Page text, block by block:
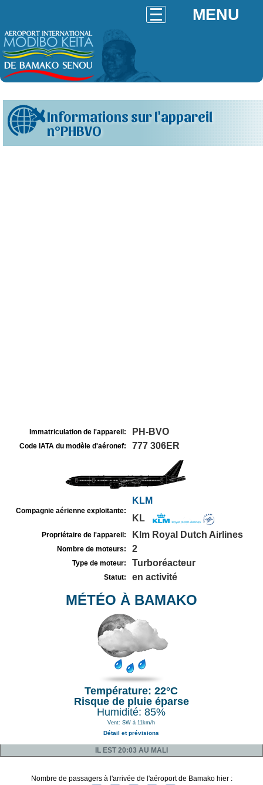
MENU
Informations sur l'appareil
n°PHBVO
Immatriculation de l'appareil: PH-BVO
Code IATA du modèle d'aéronef: 777 306ER
Compagnie aérienne exploitante:
KLM
KL
Propriétaire de l'appareil: Klm Royal Dutch Airlines
Nombre de moteurs: 2
Type de moteur: Turboréacteur
Statut: en activité
MÉTÉO À BAMAKO
Température: 22°C
Risque de pluie éparse
Humidité: 85%
Vent: SW à 11km/h
Détail et prévisions
IL EST 20:03 AU MALI
Nombre de passagers à l'arrivée de l'aéroport de Bamako hier :